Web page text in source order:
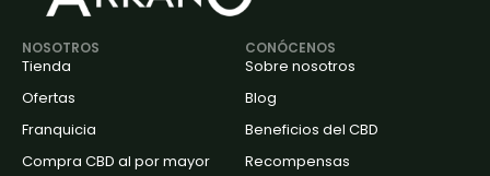
NOSOTROS
Tienda
Ofertas
Franquicia
Compra CBD al por mayor
CONÓCENOS
Sobre nosotros
Blog
Beneficios del CBD
Recompensas